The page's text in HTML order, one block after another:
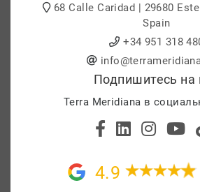
68 Calle Caridad | 29680
Spain
+34 951 318
Подпишитесь на
Terra Meridiana в
4.9